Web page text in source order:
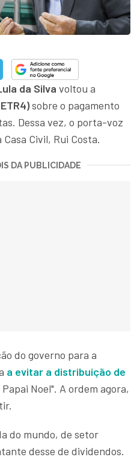
da Silva voltou a
sobre o pagamento
Dessa vez, o porta-voz
Civil, Rui Costa.
DA PUBLICIDADE
do governo para a
a evitar a distribuição de
Noel". A ordem agora,
do mundo, de setor
desse de dividendos.